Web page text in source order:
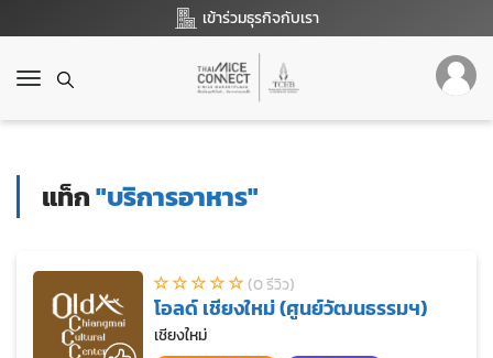
เข้าร่วมธุรกิจกับเรา
T
g
v
แท็ก"บริการอาหาร"
(0 รีวิว)
โอลด์ เชียงใหม่ (ศูนย์วัฒนธรรมฯ)
เชียงใหม่